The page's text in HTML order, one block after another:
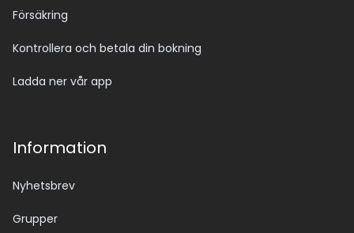
Försäkring
Kontrollera och betala din bokning
Ladda ner vår app
Information
Nyhetsbrev
Grupper